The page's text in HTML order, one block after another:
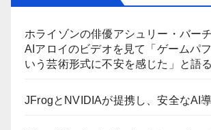
ホライゾンの俳優アシュリー・バー
AIアロイのビデオを見て「ゲームパ
いう芸術形式に不安を感じた」と語
JFrogとNVIDIAが提携し、安全なAI